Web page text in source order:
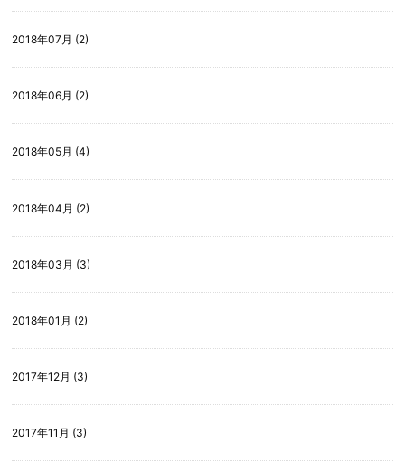
2018年07月 (2)
2018年06月 (2)
2018年05月 (4)
2018年04月 (2)
2018年03月 (3)
2018年01月 (2)
2017年12月 (3)
2017年11月 (3)